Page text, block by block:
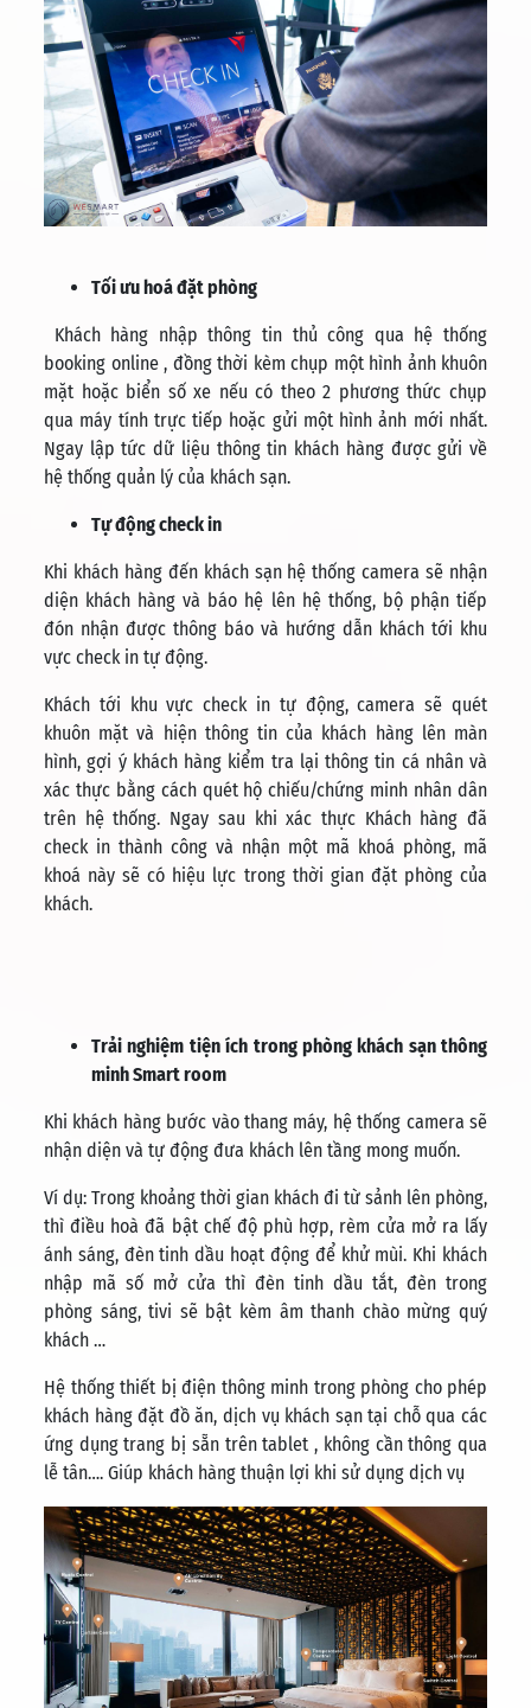
Tối ưu hoá đặt phòng
Khách hàng nhập thông tin thủ công qua hệ thống
booking online , đồng thời kèm chụp một hình ảnh khuôn
mặt hoặc biển số xe nếu có theo 2 phương thức chụp
qua máy tính trực tiếp hoặc gửi một hình ảnh mới nhất.
Ngay lập tức dữ liệu thông tin khách hàng được gửi về
hệ thống quản lý của khách sạn.
Tự động check in
Khi khách hàng đến khách sạn hệ thống camera sẽ nhận
diện khách hàng và báo hệ lên hệ thống, bộ phận tiếp
đón nhận được thông báo và hướng dẫn khách tới khu
vực check in tự động.
Khách tới khu vực check in tự động, camera sẽ quét
khuôn mặt và hiện thông tin của khách hàng lên màn
hình, gợi ý khách hàng kiểm tra lại thông tin cá nhân và
xác thực bằng cách quét hộ chiếu/chứng minh nhân dân
trên hệ thống. Ngay sau khi xác thực Khách hàng đã
check in thành công và nhận một mã khoá phòng, mã
khoá này sẽ có hiệu lực trong thời gian đặt phòng của
khách.
Trải nghiệm tiện ích trong phòng khách sạn thông
minh Smart room
Khi khách hàng bước vào thang máy, hệ thống camera sẽ
nhận diện và tự động đưa khách lên tầng mong muốn.
Ví dụ: Trong khoảng thời gian khách đi từ sảnh lên phòng,
thì điều hoà đã bật chế độ phù hợp, rèm cửa mở ra lấy
ánh sáng, đèn tinh dầu hoạt động để khử mùi. Khi khách
nhập mã số mở cửa thì đèn tinh dầu tắt, đèn trong
phòng sáng, tivi sẽ bật kèm âm thanh chào mừng quý
khách …
Hệ thống thiết bị điện thông minh trong phòng cho phép
khách hàng đặt đồ ăn, dịch vụ khách sạn tại chỗ qua các
ứng dụng trang bị sẵn trên tablet , không cần thông qua
lễ tân…. Giúp khách hàng thuận lợi khi sử dụng dịch vụ